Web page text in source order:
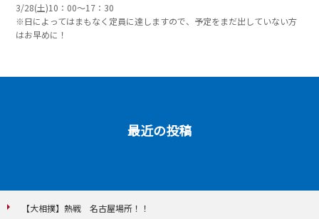
3/28(土)10：00～17：30
※日によってはまもなく定員に達しますので、予定をまだ出していない方
はお早めに！
最近の投稿
【大相撲】熱戦 名古屋場所！！